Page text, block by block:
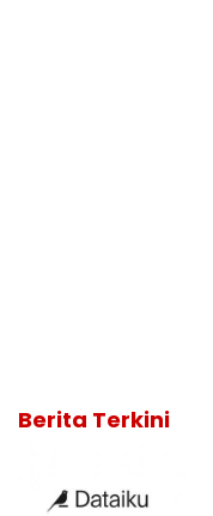
Berita Terkini